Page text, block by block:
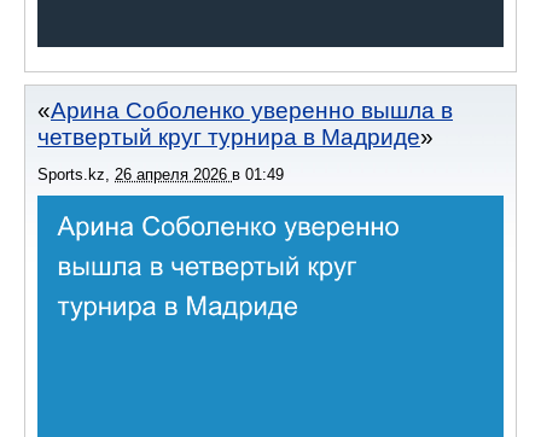
Арина Соболенко уверенно вышла в
четвертый круг турнира в Мадриде
Sports.kz, 26 апреля 2026 в 01:49